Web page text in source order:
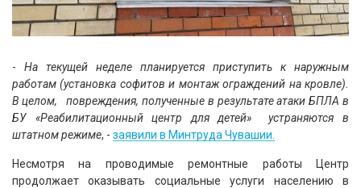
- На текущей неделе планируется приступить к наружным
работам (установка софитов и монтаж ограждений на кровле).
В целом, повреждения, полученные в результате атаки БПЛА в
БУ «Реабилитационный центр для детей» устраняются в
штатном режиме, - заявили в Минтруда Чувашии.
Несмотря на проводимые ремонтные работы Центр
продолжает оказывать социальные услуги населению в